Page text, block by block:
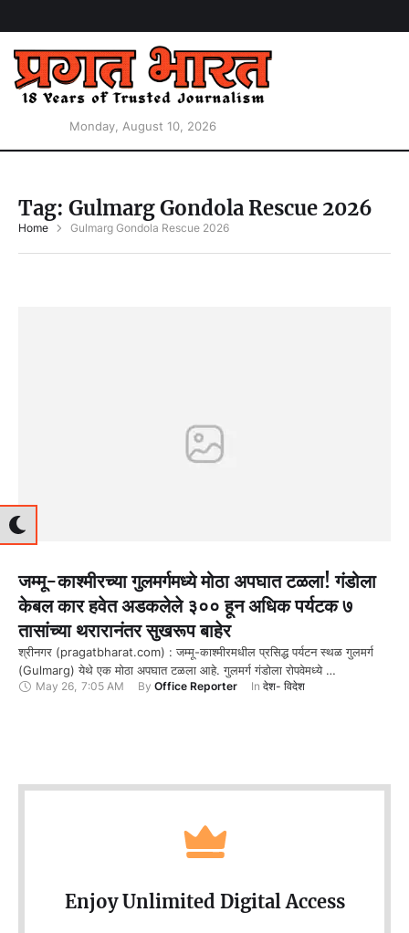
Monday, August 10, 2026
Tag: Gulmarg Gondola Rescue 2026
Home Gulmarg Gondola Rescue 2026
जम्मू-काश्मीरच्या गुलमर्गमध्ये मोठा अपघात टळला! गंडोला
केबल कार हवेत अडकलेले ३०० हून अधिक पर्यटक ७
तासांच्या थरारानंतर सुखरूप बाहेर
श्रीनगर (pragatbharat.com) : जम्मू-काश्मीरमधील प्रसिद्ध पर्यटन स्थळ गुलमर्ग
(Gulmarg) येथे एक मोठा अपघात टळला आहे. गुलमर्ग गंडोला रोपवेमध्ये …
May 26, 7:05 AM By Office Reporter In देश- विदेश
Enjoy Unlimited Digital Access